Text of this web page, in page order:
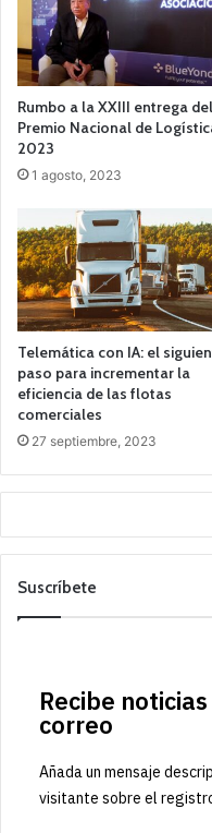
Rumbo a la XXIII entrega del
Premio Nacional de
2023
1 agosto, 2023
Telemática con IA: el
paso para incrementar la
eficiencia de las flotas
comerciales
27 septiembre, 2023
Suscríbete
Recibe
correo
Añada un mensaje
visitante sobre el